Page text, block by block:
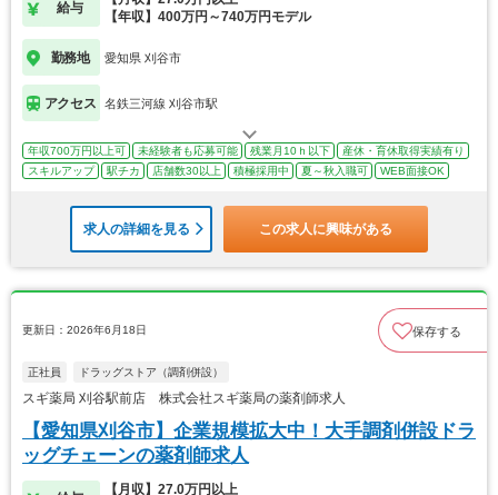
給与
【年収】400万円～740万円モデル
勤務地 愛知県 刈谷市
アクセス 名鉄三河線 刈谷市駅
年収700万円以上可 未経験者も応募可能 残業月10ｈ以下
産休・育休取得実績有り
スキルアップ
駅チカ 店舗数30以上 積極採用中 夏～秋入職可 WEB面接OK
求人の詳細を見る この求人に興味がある
更新日：2026年6月18日 保存する
正社員 ドラッグストア（調剤併設）
スギ薬局 刈谷駅前店 株式会社スギ薬局の薬剤師求人
【愛知県刈谷市】企業規模拡大中！大手調剤併設ドラ
ッグチェーンの薬剤師求人
【月収】27.0万円以上